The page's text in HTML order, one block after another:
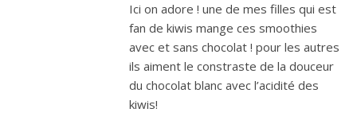
Ici on adore ! une de mes filles qui est
fan de kiwis mange ces smoothies
avec et sans chocolat ! pour les autres
ils aiment le constraste de la douceur
du chocolat blanc avec l’acidité des
kiwis!